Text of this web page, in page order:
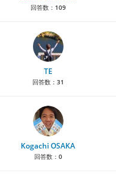
回答数： 109
TE
回答数： 31
Kogachi OSAKA
回答数： 0